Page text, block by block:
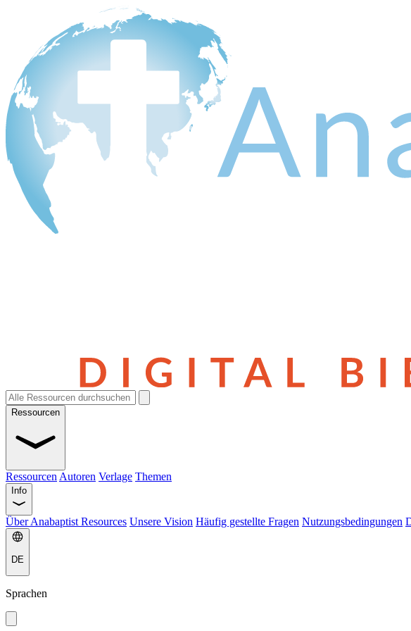
Ressourcen
Ressourcen Autoren Verlage Themen
Info
Über Anabaptist Resources Unsere Vision Häufig gestellte Fragen Nutzungsbedingungen
DE
Sprachen